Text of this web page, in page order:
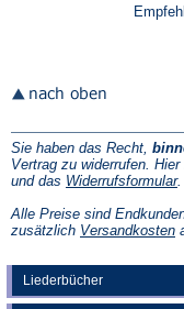
Liederbücher
Sie haben das Recht,
Vertrag zu widerrufen.
und das Widerrufsformular.
Alle Preise sind
zusätzlich Versandkosten